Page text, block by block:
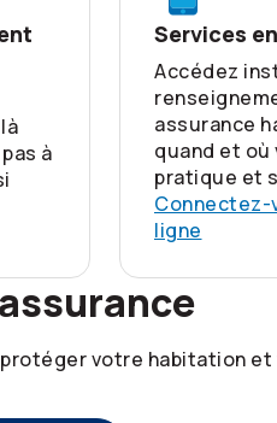
à
Services
Accédez
assurance
quand et où
pratique et
Connectez-
ligne
votre habitation